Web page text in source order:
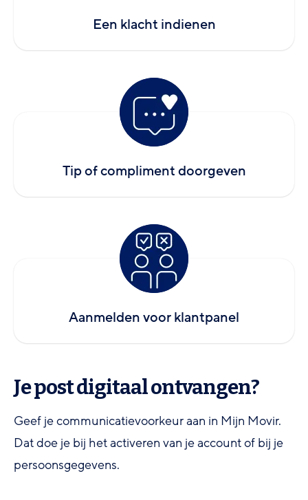
Een klacht indienen
Tip of compliment doorgeven
Aanmelden voor klantpanel
Je post digitaal ontvangen?
Geef je communicatievoorkeur aan in Mijn Movir.
Dat doe je bij het activeren van je account of bij je
persoonsgegevens.